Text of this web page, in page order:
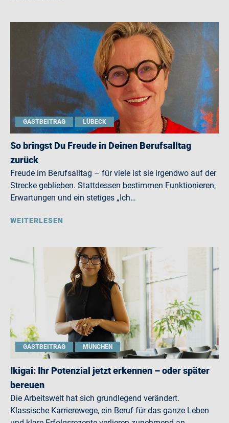
GASTBEITRAG LÜBECK
So bringst Du Freude in Deinen Berufsalltag
zurück
Freude im Berufsalltag – für viele ist sie irgendwo auf der
Strecke geblieben. Stattdessen bestimmen Funktionieren,
Erwartungen und ein stetiges „Ich…
WEITERLESEN
GASTBEITRAG MÜNCHEN
Ikigai: Ihr Potenzial jetzt erkennen – oder später
bereuen
Die Arbeitswelt hat sich grundlegend verändert.
Klassische Karrierewege, ein Beruf für das ganze Leben